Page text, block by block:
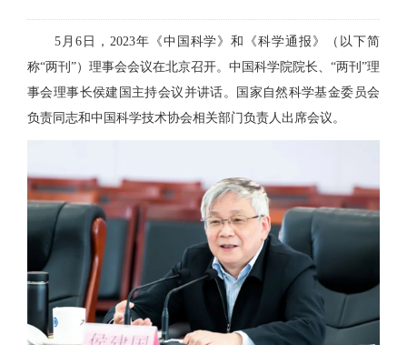
5月6日，2023年《中国科学》和《科学通报》（以下简
称“两刊”）理事会会议在北京召开。中国科学院院长、“两刊”理
事会理事长侯建国主持会议并讲话。国家自然科学基金委员会
负责同志和中国科学技术协会相关部门负责人出席会议。